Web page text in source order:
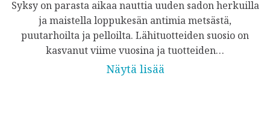
Syksy on parasta aikaa nauttia uuden sadon herkuilla
ja maistella loppukesän antimia metsästä,
puutarhoilta ja pelloilta. Lähituotteiden suosio on
kasvanut viime vuosina ja tuotteiden…
Näytä lisää